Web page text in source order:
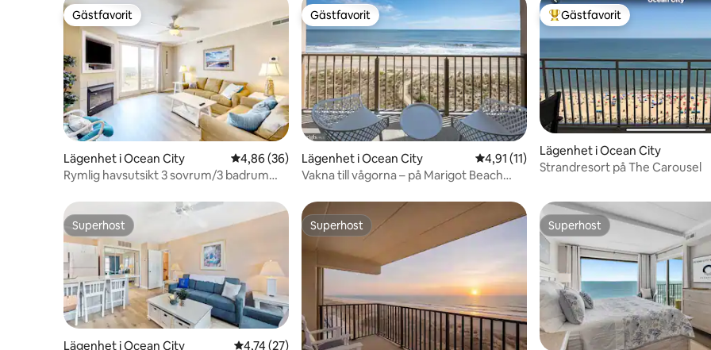
Gästfavorit
Gästfavorit
Lägenhet i Ocean City 4,86 av 5 i genomsnittligt betyg, 36 omdömen
4,86 (36)
Rymlig havsutsikt 3 sovrum/3 badrum
Gästfavorit
Gästfavorit
Lägenhet i Ocean City 4,91 av 5 i genomsnittligt betyg, 11
4,91 (11)
Vakna till vågorna – på Marigot Beach
Populär gästfavorit
Gästfavorit
Lägenhet i Ocean City
Strandresort på The Carousel
Superhost
Superhost
Lägenhet i Ocean City 4,74 av 5 i genomsnittligt betyg, 27 omdömen
4,74 (27)
Superhost
Superhost Superhost
Superhost